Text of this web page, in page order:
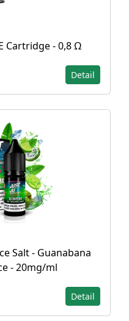
Cartridge - 0,8 Ω
Detail
Salt - Guanabana
- 20mg/ml
Detail